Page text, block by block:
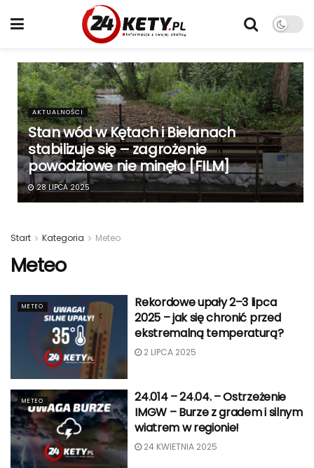
AKTUALNOŚCI
Stan wód w Kętach i Bielanach
stabilizuje się – zagrożenie
powodziowe nie minęło [FILM]
28 LIPCA 2025
Start Kategoria Meteo
Meteo
METEO
Rekordowe upały 2–3 lipca
2025 – jak się chronić przed
ekstremalną temperaturą?
2 LIPCA 2025
METEO
24.014 – 24.04. – Ostrzeżenie
IMGW – Burze z gradem i silnym
wiatrem w regionie!
24 KWIETNIA 2025